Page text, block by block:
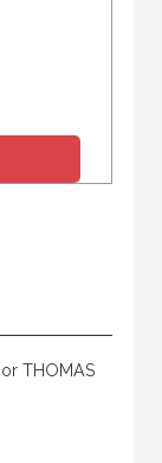
THOMAS